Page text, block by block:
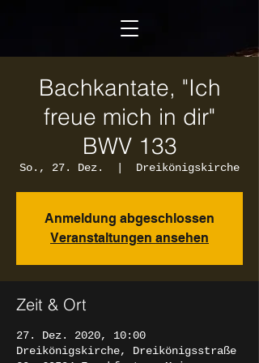
Bachkantate, "Ich
freue mich in dir"
BWV 133
So., 27. Dez. Dreikönigskirche
Anmeldung abgeschlossen
Veranstaltungen ansehen
Zeit & Ort
27. Dez. 2020, 10:00
Dreikönigskirche, Dreikönigsstraße